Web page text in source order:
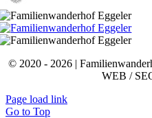
© 2020 - 2026 |
WEB /
Page load link
Go to Top